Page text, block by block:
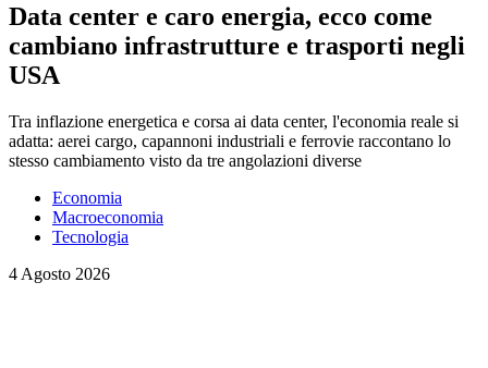
Data center e caro energia, ecco come
cambiano infrastrutture e trasporti negli
USA
Tra inflazione energetica e corsa ai data center, l'economia reale si
adatta: aerei cargo, capannoni industriali e ferrovie raccontano lo
stesso cambiamento visto da tre angolazioni diverse
Economia
Macroeconomia
Tecnologia
4 Agosto 2026